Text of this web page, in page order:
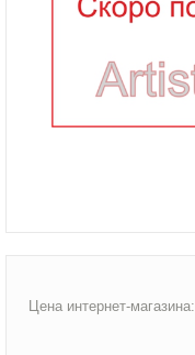
Цена интернет-магазина: